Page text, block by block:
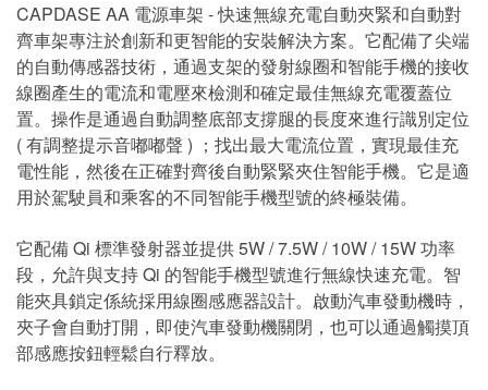
CAPDASE AA 電源車架 - 快速無線充電自動夾緊和自動對
齊車架專注於創新和更智能的安裝解決方案。它配備了尖端
的自動傳感器技術，通過支架的發射線圈和智能手機的接收
線圈產生的電流和電壓來檢測和確定最佳無線充電覆蓋位
置。操作是通過自動調整底部支撐腿的長度來進行識別定位
( 有調整提示音嘟嘟聲 ) ；找出最大電流位置，實現最佳充
電性能，然後在正確對齊後自動緊緊夾住智能手機。它是適
用於駕駛員和乘客的不同智能手機型號的終極裝備。
它配備 Qi 標準發射器並提供 5W / 7.5W / 10W / 15W 功率
段，允許與支持 Qi 的智能手機型號進行無線快速充電。智
能夾具鎖定係統採用線圈感應器設計。啟動汽車發動機時，
夾子會自動打開，即使汽車發動機關閉，也可以通過觸摸頂
部感應按鈕輕鬆自行釋放。